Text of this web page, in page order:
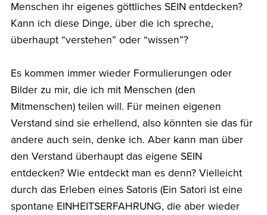
Menschen ihr eigenes göttliches SEIN entdecken?
Kann ich diese Dinge, über die ich spreche,
überhaupt “verstehen” oder “wissen”?
Es kommen immer wieder Formulierungen oder
Bilder zu mir, die ich mit Menschen (den
Mitmenschen) teilen will. Für meinen eigenen
Verstand sind sie erhellend, also könnten sie das für
andere auch sein, denke ich. Aber kann man über
den Verstand überhaupt das eigene SEIN
entdecken? Wie entdeckt man es denn? Vielleicht
durch das Erleben eines Satoris (Ein Satori ist eine
spontane EINHEITSERFAHRUNG, die aber wieder